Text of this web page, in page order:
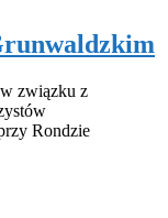
związku z
Rondzie